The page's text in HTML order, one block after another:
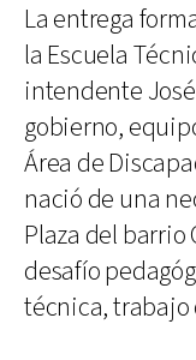
La entrega
la Escuela
intendente
gobierno,
Área de
nació de una
Plaza del barrio
desafío
técnica,